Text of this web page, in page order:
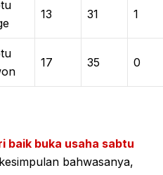
13 31 1
17 35 0
baik buka usaha sabtu
bahwasanya,